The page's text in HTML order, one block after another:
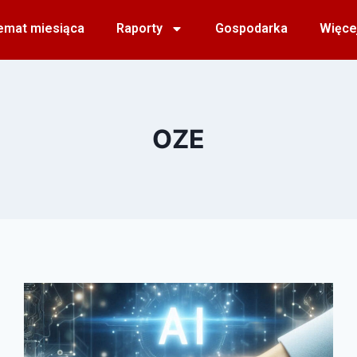
miesiąca Raporty Gospodarka
OZE